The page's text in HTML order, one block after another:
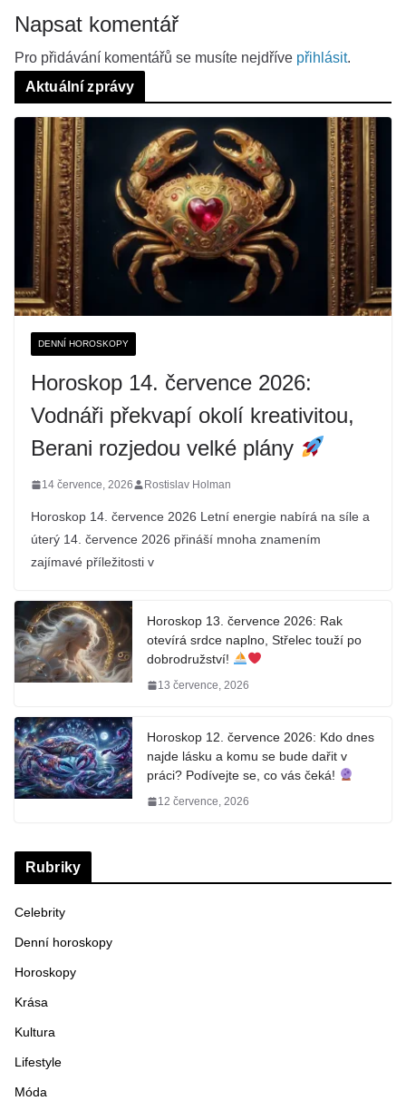
Napsat komentář
Pro přidávání komentářů se musíte nejdříve přihlásit.
Aktuální zprávy
DENNÍ HOROSKOPY
Horoskop 14. července 2026:
Vodnáři překvapí okolí kreativitou,
Berani rozjedou velké plány
14 července, 2026 Rostislav Holman
Horoskop 14. července 2026 Letní energie nabírá na síle a
úterý 14. července 2026 přináší mnoha znamením
zajímavé příležitosti v
Horoskop 13. července 2026: Rak
otevírá srdce naplno, Střelec touží po
dobrodružství!
13 července, 2026
Horoskop 12. července 2026: Kdo dnes
najde lásku a komu se bude dařit v
práci? Podívejte se, co vás čeká!
12 července, 2026
Rubriky
Celebrity
Denní horoskopy
Horoskopy
Krása
Kultura
Lifestyle
Móda